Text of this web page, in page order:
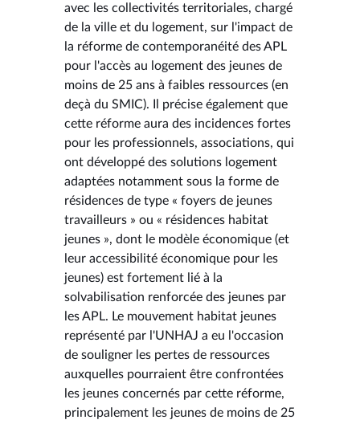
avec les collectivités territoriales, chargé
de la ville et du logement, sur l'impact de
la réforme de contemporanéité des APL
pour l'accès au logement des jeunes de
moins de 25 ans à faibles ressources (en
deçà du SMIC). Il précise également que
cette réforme aura des incidences fortes
pour les professionnels, associations, qui
ont développé des solutions logement
adaptées notamment sous la forme de
résidences de type « foyers de jeunes
travailleurs » ou « résidences habitat
jeunes », dont le modèle économique (et
leur accessibilité économique pour les
jeunes) est fortement lié à la
solvabilisation renforcée des jeunes par
les APL. Le mouvement habitat jeunes
représenté par l'UNHAJ a eu l'occasion
de souligner les pertes de ressources
auxquelles pourraient être confrontées
les jeunes concernés par cette réforme,
principalement les jeunes de moins de 25